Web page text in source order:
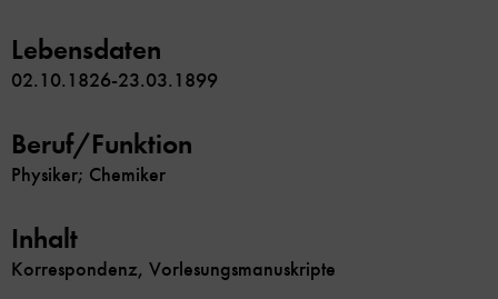
Lebensdaten
02.10.1826-23.03.1899
Beruf/Funktion
Physiker; Chemiker
Inhalt
Korrespondenz, Vorlesungsmanuskripte